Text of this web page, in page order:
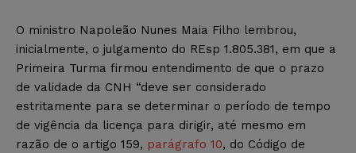
O ministro Napoleão Nunes Maia Filho lembrou,
inicialmente, o julgamento do REsp 1.805.381, em que a
Primeira Turma firmou entendimento de que o prazo
de validade da CNH “deve ser considerado
estritamente para se determinar o período de tempo
de vigência da licença para dirigir, até mesmo em
razão de o artigo 159, parágrafo 10, do Código de